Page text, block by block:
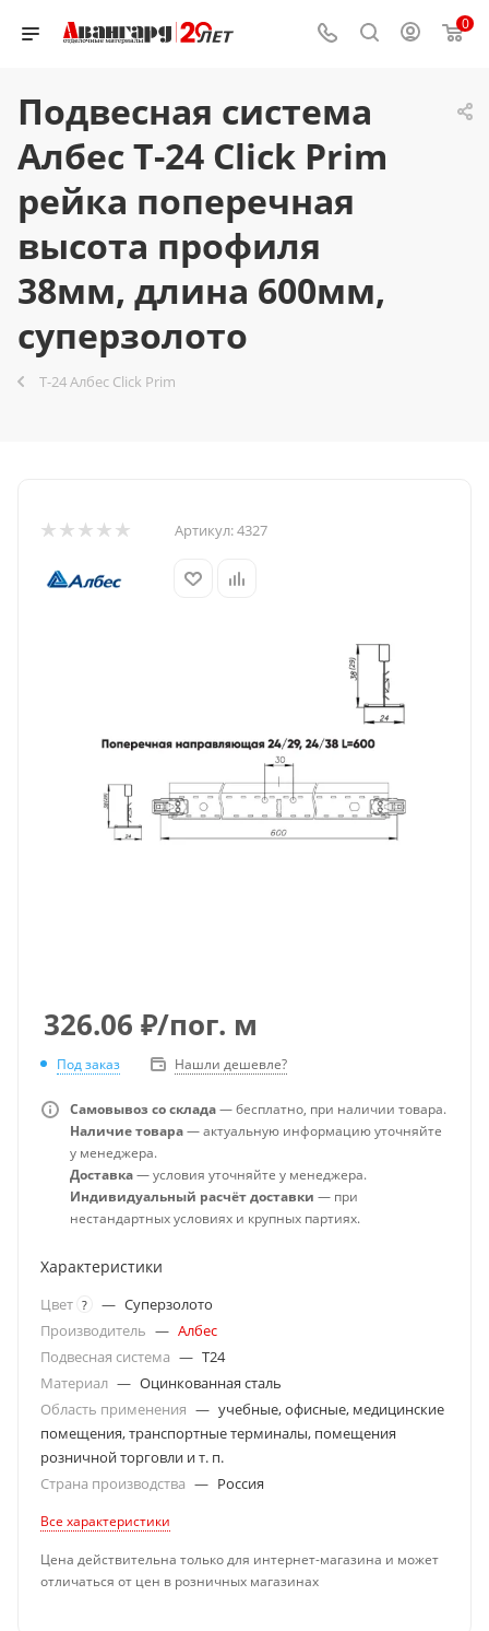
0
Подвесная система
Албес T-24 Click Prim
рейка поперечная
высота профиля
38мм, длина 600мм,
суперзолото
T-24 Албес Click Prim
Артикул:4327
326.06 ₽/пог. м
Под заказ Нашли дешевле?
Самовывоз со склада— бесплатно, при наличии товара.
Наличие товара— актуальную информацию уточняйте
у менеджера.
Доставка— условия уточняйте у менеджера.
Индивидуальный расчёт доставки — при
нестандартных условиях и крупных партиях.
Характеристики
Цвет ? — Суперзолото
Производитель — Албес
Подвесная система — T24
Материал — Оцинкованная сталь
Область применения — учебные, офисные, медицинские
помещения, транспортные терминалы, помещения
розничной торговли и т. п.
Страна производства — Россия
Все характеристики
Цена действительна только для интернет-магазина и может
отличаться от цен в розничных магазинах